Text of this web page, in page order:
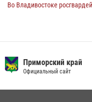
Во Владивостоке
действия постояльца
16 июля 2026, 01:13
Приморский край
Официальный сайт